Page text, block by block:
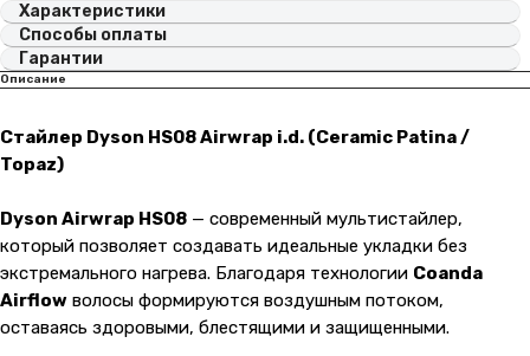
Характеристики
Способы оплаты
Гарантии
Описание
Стайлер Dyson HS08 Airwrap i.d. (Ceramic Patina /
Topaz)
Dyson Airwrap HS08 — современный мультистайлер,
который позволяет создавать идеальные укладки без
экстремального нагрева. Благодаря технологии Coanda
Airflow волосы формируются воздушным потоком,
оставаясь здоровыми, блестящими и защищенными.